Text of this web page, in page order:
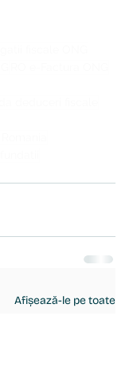
Afișează-le pe toate